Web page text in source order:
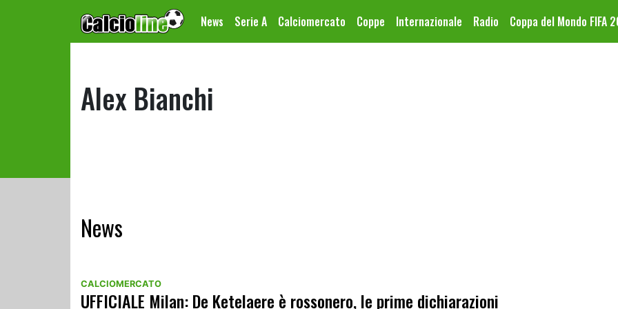
News Serie A Calciomercato Coppe Internazionale Radio Coppa del Mondo FIFA
Alex Bianchi
News
CALCIOMERCATO
UFFICIALE Milan: De Ketelaere è rossonero, le prime dichiarazioni